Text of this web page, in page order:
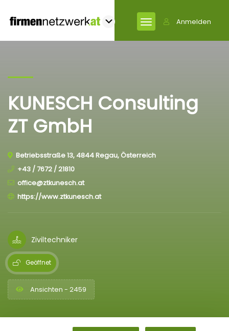
Anmelden
KUNESCH Consulting
ZT GmbH
Betriebsstraße 13, 4844 Regau, Österreich
+43 / 7672 / 21810
office@ztkunesch.at
https://www.ztkunesch.at
Ziviltechniker
Geöffnet
Ansichten - 2459